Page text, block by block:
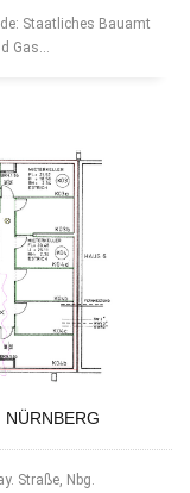
Staatliches Bauamt
Gas...
Straße, Nbg.